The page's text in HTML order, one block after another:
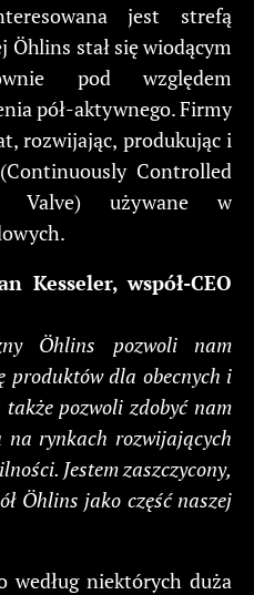
jest strefą
Öhlins stał się wiodącym
pod względem
pół-aktywnego. Firmy
rozwijając, produkując i
Controlled
Valve) używane w
Kesseler, współ-CEO
Öhlins pozwoli nam
produktów dla obecnych i
także pozwoli zdobyć nam
na rynkach rozwijających
Jestem zaszczycony,
Öhlins jako część naszej
niektórych duża